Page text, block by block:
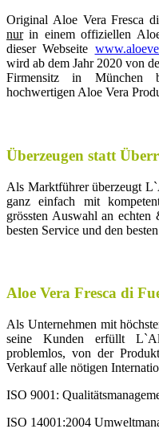
Original Aloe Vera Fresca
nurin einem offiziellen
dieser Webseite
wird ab dem Jahr 2020 von
Firmensitz in München
hochwertigen Aloe Vera
Überzeugen statt
Als Marktführer überzeugt
ganz einfach mit
grössten Auswahl an
besten Service und den
Aloe Vera Fresca di
Als Unternehmen mit
seine Kunden erfüllt
problemlos, von der
Verkauf alle nötigen
ISO 9001:
ISO 14001:2004